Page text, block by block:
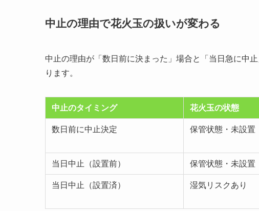
中止の理由で花火玉の扱いが変わる
中止の理由が「数日前に決まった」場合と「当日急に中
ります。
中止のタイミング 花火玉の状態
数日前に中止決定 保管状態・未設置
当日中止（設置前） 保管状態・未設置
当日中止（設置済） 湿気リスクあり